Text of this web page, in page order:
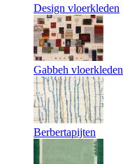
Design vloerkleden
Gabbeh vloerkleden
Berbertapijten